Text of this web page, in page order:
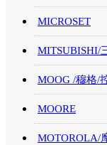
MICROSET
MITSUBISHI/
MOOG /穆格/
MOORE
MOTOROLA/